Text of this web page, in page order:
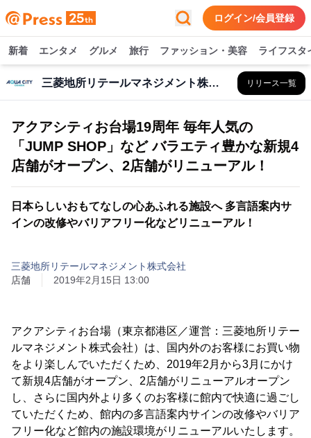
ログイン/会員登録
新着 エンタメ グルメ 旅行 ファッション・美容 ライフスタ
三菱地所リテールマネジメント株式会社 リリース一覧
アクアシティお台場19周年 毎年人気の
「JUMP SHOP」など バラエティ豊かな新規4
店舗がオープン、2店舗がリニューアル！
日本らしいおもてなしの心あふれる施設へ 多言語案内サ
インの改修やバリアフリー化などリニューアル！
三菱地所リテールマネジメント株式会社
店舗
2019年2月15日 13:00
アクアシティお台場（東京都港区／運営：三菱地所リテー
ルマネジメント株式会社）は、国内外のお客様にお買い物
をより楽しんでいただくため、2019年2月から3月にかけ
て新規4店舗がオープン、2店舗がリニューアルオープン
し、さらに国内外より多くのお客様に館内で快適に過ごし
ていただくため、館内の多言語案内サインの改修やバリア
フリー化など館内の施設環境がリニューアルいたします。